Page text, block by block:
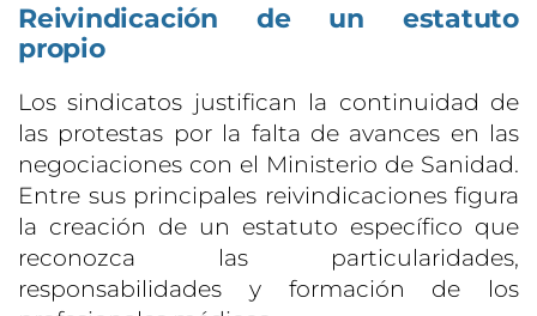
Reivindicación de un estatuto
propio
Los sindicatos justifican la continuidad de
las protestas por la falta de avances en las
negociaciones con el Ministerio de Sanidad.
Entre sus principales reivindicaciones figura
la creación de un estatuto específico que
reconozca las particularidades,
responsabilidades y formación de los